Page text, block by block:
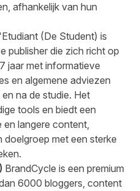
afhankelijk van hun
(De Student) is
publisher die zich richt op
jaar met informatieve
en algemene adviezen
na de studie. Het
tools en biedt een
en langere content,
met een sterke
) BrandCycle is een premium
6000 bloggers, content